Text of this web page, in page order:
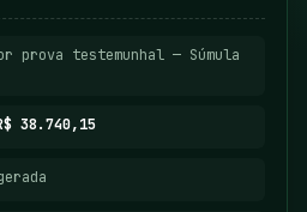
prova testemunhal — Súmula
38.740,15